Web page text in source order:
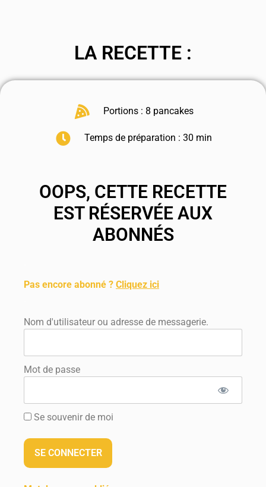
LA RECETTE :
Portions : 8 pancakes
Temps de préparation : 30 min
OOPS, CETTE RECETTE
EST RÉSERVÉE AUX
ABONNÉS
Pas encore abonné ? Cliquez ici
Nom d'utilisateur ou adresse de messagerie.
Mot de passe
Se souvenir de moi